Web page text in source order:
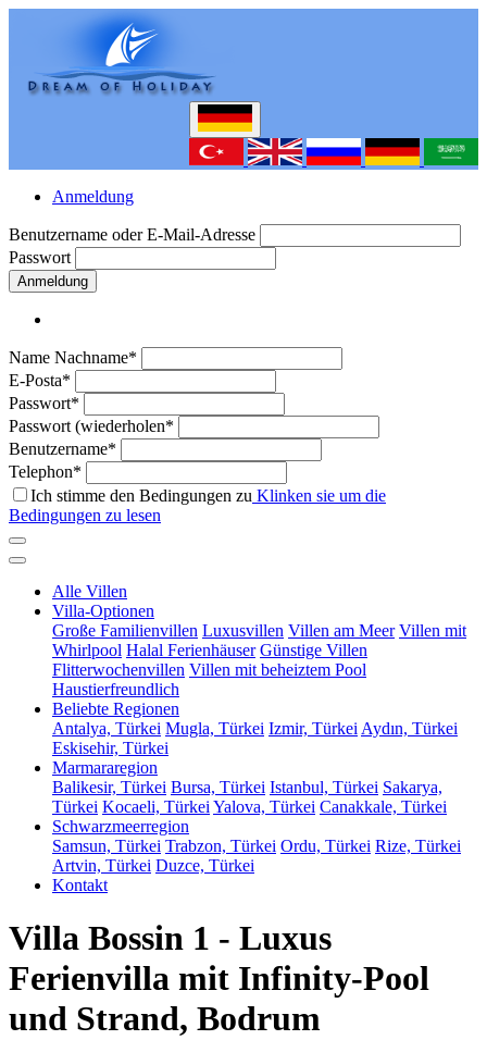
Anmeldung
Benutzername oder E-Mail-Adresse
Passwort
Anmeldung
Name Nachname*
E-Posta*
Passwort*
Passwort (wiederholen*
Benutzername*
Telephon*
Ich stimme den Bedingungen zu Klinken sie um die
Bedingungen zu lesen
Alle Villen
Villa-Optionen
Große Familienvillen Luxusvillen Villen am Meer Villen mit
Whirlpool Halal Ferienhäuser Günstige Villen
Flitterwochenvillen Villen mit beheiztem Pool
Haustierfreundlich
Beliebte Regionen
Antalya, Türkei Mugla, Türkei Izmir, Türkei Aydın, Türkei
Eskisehir, Türkei
Marmararegion
Balikesir, Türkei Bursa, Türkei Istanbul, Türkei Sakarya,
Türkei Kocaeli, Türkei Yalova, Türkei Canakkale, Türkei
Schwarzmeerregion
Samsun, Türkei Trabzon, Türkei Ordu, Türkei Rize, Türkei
Artvin, Türkei Duzce, Türkei
Kontakt
Villa Bossin 1 - Luxus
Ferienvilla mit Infinity-Pool
und Strand, Bodrum